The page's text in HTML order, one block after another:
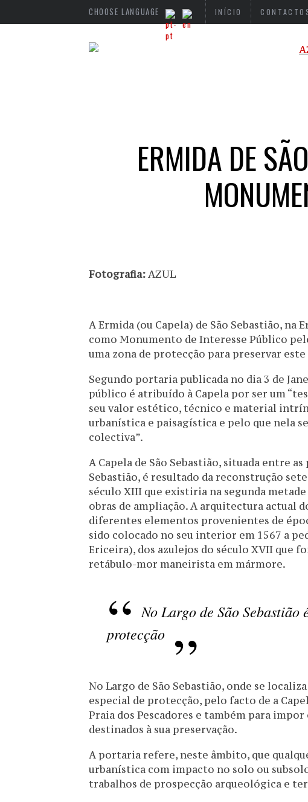
CHOOSE LANGUAGE INÍCIO
ERMIDA DE
Fotografia:AZUL
A Ermida (ou Capela) de São Sebastião,
como Monumento de Interesse Público
uma zona de protecção para preservar
Segundo portaria publicada no dia 3 de
público é atribuído à Capela por ser um
seu valor estético, técnico e material
urbanística e paisagística e pelo que nela
colectiva”.
A Capela de São Sebastião, situada entre
Sebastião, é resultado da reconstrução
século XIII que existiria na segunda
obras de ampliação. A arquitectura actual
diferentes elementos provenientes de
sido colocado no seu interior em 1567 a
Ericeira), dos azulejos do século XVII que
retábulo-mor maneirista em mármore.
No Largo de São Sebastião
protecção
No Largo de São Sebastião, onde se
especial de protecção, pelo facto de a
Praia dos Pescadores e também para
destinados à sua preservação.
A portaria refere, neste âmbito, que
urbanística com impacto no solo ou
trabalhos de prospecção arqueológica e